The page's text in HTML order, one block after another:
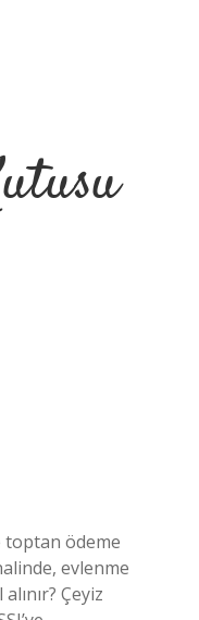
toptan ödeme
evlenme
Çeyiz